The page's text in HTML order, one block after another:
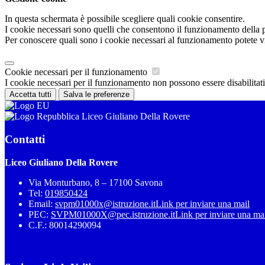
In questa schermata è possibile scegliere quali cookie consentire.
I cookie necessari sono quelli che consentono il funzionamento
Per conoscere quali sono i cookie necessari al funzionamento potete
Cookie necessari per il funzionamento
I cookie necessari per il funzionamento non possono essere
Accetta tutti Salva le preferenze
Liceo Giuliano Della Rovere
Contatti
Liceo Giuliano Della Rovere
Via Monturbano, 8 – 17100 Savona
Tel: 019850424
Email: svpm01000x@istruzione.itLink per inviare una mail
PEC: SVPM01000X@pec.istruzione.itLink per inviare una
C.F.: 80014290094